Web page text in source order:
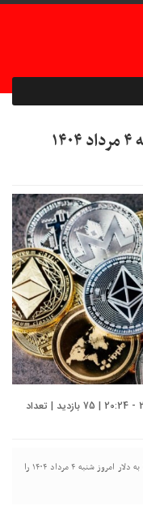
شناسه خبر : 102447 | تاریخ انتشار : 26 جولای 2025 - 20:24 | 75 بازدید | تعداد
قیمت بیت کوین، اتریوم و سایر ارز‌های دیجیتال (رمزارزها) به دلار امروز شنبه ۴ مرداد ۱۴۰۴ را